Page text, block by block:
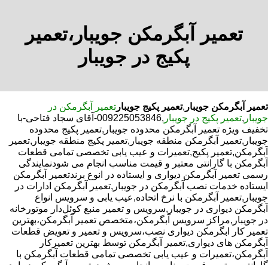
تعمیر آبگرمکن جویبار،تعمیر
پکیج در جویبار
تعمیر آبگرمکن جویبار ,تعمیر پکیج جویبار تعمیر آبگرمکن در
جویبار ,تعمیر پکیج در جویبار
,009225053846-آقای سجاد فتاحی-با
تخفیف ویژه تعمیر آبگرمکن محدوده جویبار,تعمیر پکیج محدوده
جویبار,تعمیر آبگرمکن منطقه جویبار,تعمیر پکیج منطقه جویبار,تعمیر
آبگرمکن,تعمیر پکیج,تعمیرات و عیب یابی تخصصی تمامی قطعات
آبگرمکن با گارانتی معتبر و قیمت مناسب انجام می شودنمایندگی
رسمی تعمیر آبگرمکن دیواری و ایستاده در انوع برندتعمیر آبگرمکن
ایستاده خدمات نصب آبگرمکن در جویبار,تعمیر آبگرمکن ادارات در
جویبار,تعمیر آبگرمکن با نرخ اتحاده,عیب یابی و سرویس انواع
آبگرمکن دیواری در جویبار,سرویس و تعمیر منبع کوئل‌دار موتورخانه
در جویبار,مراکز سرویس آبگرمکن،متخصص تعمیر آبگرمکن،بهترین
تعمیر کار ابگرمکن دیواری نصب،سرویس و تعمیر و تعویض قطعات
آبگرمکن های دیواری,تعمیر آبگرمکن توسط بهترین تعمیرکار
آبگرمکن،تعمیرات و عیب یابی تخصصی تمامی قطعات آبگرمکن با